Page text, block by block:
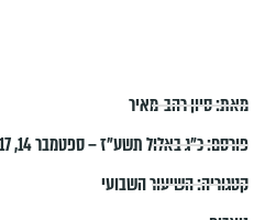
מאת:סיון רהב-מאיר
פורסם:כ״ג באלול תשע״ז – ספטמבר 14, 2017
קטגוריה:השיעור השבועי